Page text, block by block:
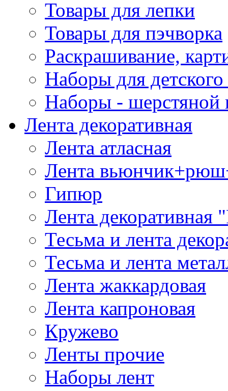
Товары для лепки
Товары для пэчворка
Раскрашивание,
Наборы для
Наборы - шерстяной
Лента декоративная
Лента атласная
Лента
Гипюр
Лента декоративная
Тесьма и лента
Тесьма и лента
Лента жаккардовая
Лента капроновая
Кружево
Ленты прочие
Наборы лент